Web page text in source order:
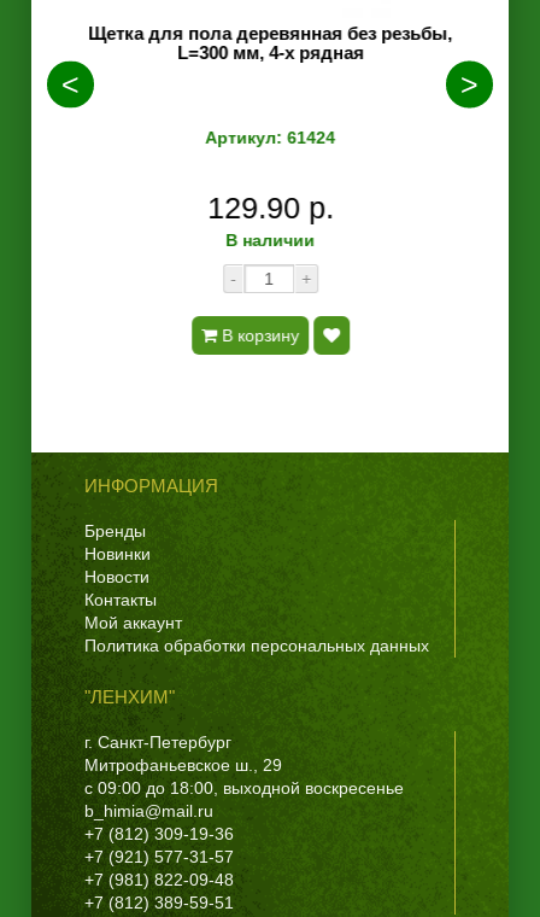
Щетка для пола деревянная без резьбы,
L=300 мм, 4-х рядная
Артикул: 61424
129.90 р.
В наличии
-
+
В корзину
ИНФОРМАЦИЯ
Бренды
Новинки
Новости
Контакты
Мой аккаунт
Политика обработки персональных данных
"ЛЕНХИМ"
г. Санкт-Петербург
Митрофаньевское ш., 29
с 09:00 до 18:00, выходной воскресенье
b_himia@mail.ru
+7 (812) 309-19-36
+7 (921) 577-31-57
+7 (981) 822-09-48
+7 (812) 389-59-51